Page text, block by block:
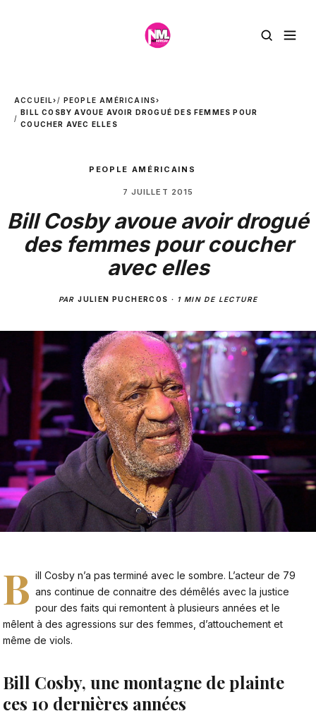
ACCUEIL› PEOPLE AMÉRICAINS›
BILL COSBY AVOUE AVOIR DROGUÉ DES FEMMES POUR
COUCHER AVEC ELLES
PEOPLE AMÉRICAINS
7 JUILLET 2015
Bill Cosby avoue avoir drogué
des femmes pour coucher
avec elles
PARJULIEN PUCHERCOS · 1 MIN DE LECTURE
B ill Cosby n’a pas terminé avec le sombre. L’acteur de 79
ans continue de connaitre des démêlés avec la justice
pour des faits qui remontent à plusieurs années et le
mêlent à des agressions sur des femmes, d’attouchement et
même de viols.
Bill Cosby, une montagne de plainte
ces 10 dernières années